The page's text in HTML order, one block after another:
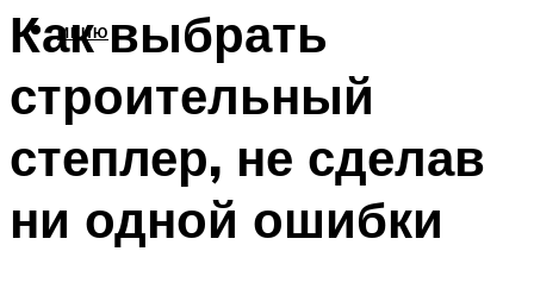
МЕНЮ
Как выбрать
строительный
степлер, не сделав
ни одной ошибки